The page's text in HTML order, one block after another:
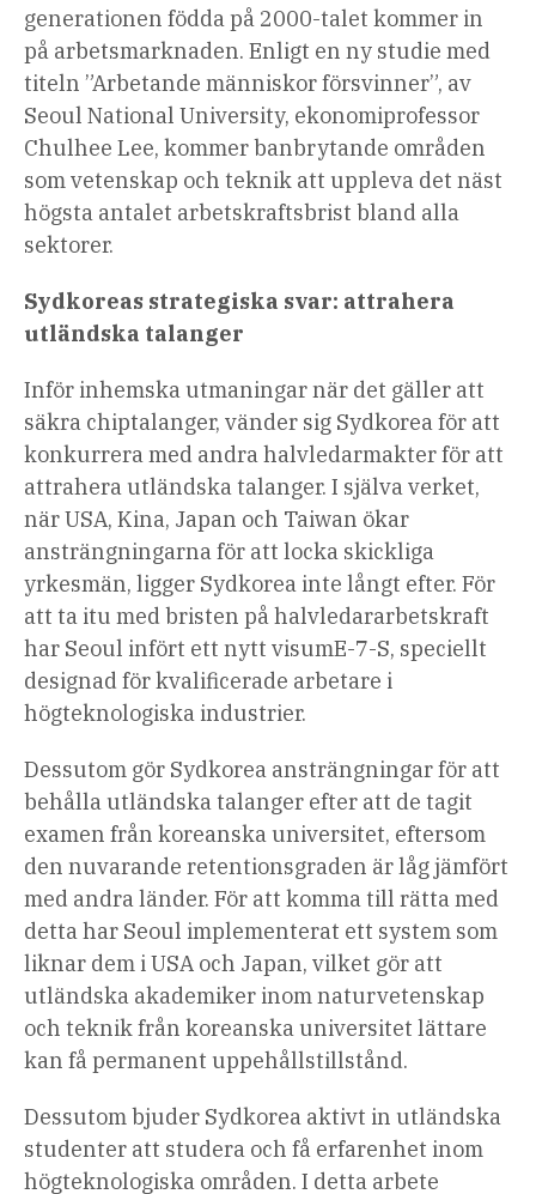
generationen födda på 2000-talet kommer in
på arbetsmarknaden. Enligt en ny studie med
titeln ”Arbetande människor försvinner”, av
Seoul National University, ekonomiprofessor
Chulhee Lee, kommer banbrytande områden
som vetenskap och teknik att uppleva det näst
högsta antalet arbetskraftsbrist bland alla
sektorer.
Sydkoreas strategiska svar: attrahera
utländska talanger
Inför inhemska utmaningar när det gäller att
säkra chiptalanger, vänder sig Sydkorea för att
konkurrera med andra halvledarmakter för att
attrahera utländska talanger. I själva verket,
när USA, Kina, Japan och Taiwan ökar
ansträngningarna för att locka skickliga
yrkesmän, ligger Sydkorea inte långt efter. För
att ta itu med bristen på halvledararbetskraft
har Seoul infört ett nytt visumE-7-S, speciellt
designad för kvalificerade arbetare i
högteknologiska industrier.
Dessutom gör Sydkorea ansträngningar för att
behålla utländska talanger efter att de tagit
examen från koreanska universitet, eftersom
den nuvarande retentionsgraden är låg jämfört
med andra länder. För att komma till rätta med
detta har Seoul implementerat ett system som
liknar dem i USA och Japan, vilket gör att
utländska akademiker inom naturvetenskap
och teknik från koreanska universitet lättare
kan få permanent uppehållstillstånd.
Dessutom bjuder Sydkorea aktivt in utländska
studenter att studera och få erfarenhet inom
högteknologiska områden. I detta arbete